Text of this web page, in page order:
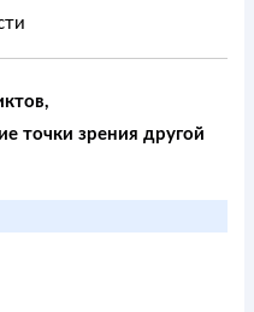
точки зрения другой